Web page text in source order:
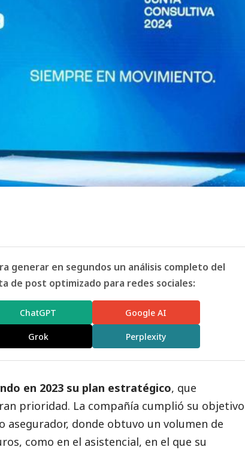
generar en segundos un análisis completo del
de post optimizado para redes sociales:
ChatGPT Google AI
Grok Perplexity
en 2023 su plan estratégico, que
prioridad. La compañía cumplió su objetivo
donde obtuvo un volumen de
como en el asistencial, en el que su